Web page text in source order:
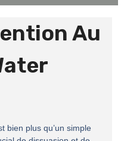
Au
bien plus qu’un simple